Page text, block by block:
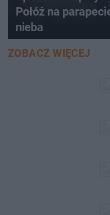
Połóż na
nieba
ZOBACZ WIĘCEJ